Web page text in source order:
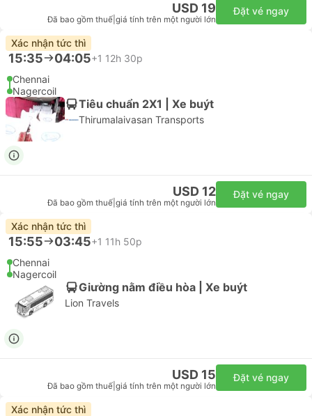
USD 19
Đã bao gồm thuế giá tính trên một người lớn
Đặt vé ngay
Xác nhận tức thì
15:35 04:05+1 12h 30p
Chennai
Nagercoil
Tiêu chuẩn 2X1 | Xe buýt
Thirumalaivasan Transports
USD 12
Đã bao gồm thuế giá tính trên một người lớn
Đặt vé ngay
Xác nhận tức thì
15:55 03:45+1 11h 50p
Chennai
Nagercoil
Giường nằm điều hòa | Xe buýt
Lion Travels
USD 15
Đã bao gồm thuế giá tính trên một người lớn
Đặt vé ngay
Xác nhận tức thì